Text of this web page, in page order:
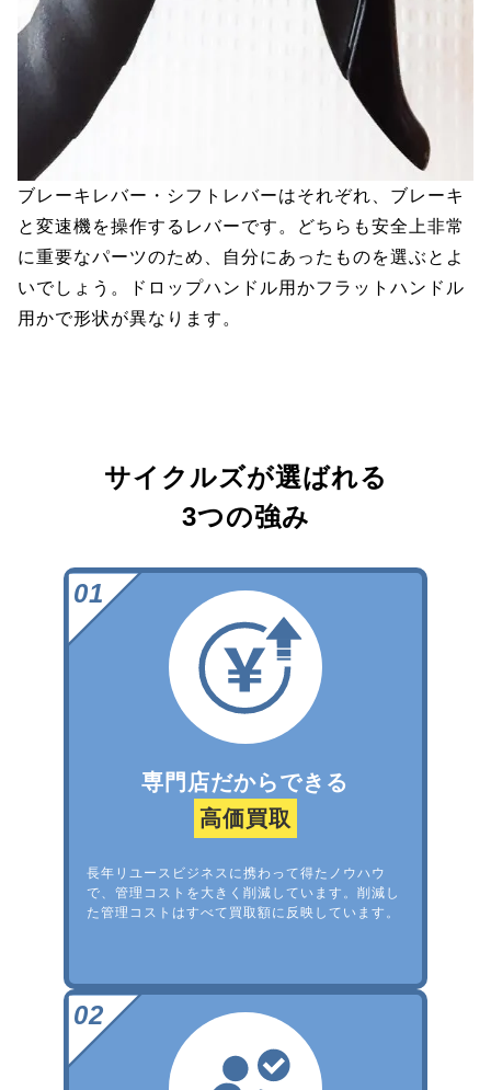
ブレーキレバー・シフトレバーはそれぞれ、ブレーキ
と変速機を操作するレバーです。どちらも安全上非常
に重要なパーツのため、自分にあったものを選ぶとよ
いでしょう。ドロップハンドル用かフラットハンドル
用かで形状が異なります。
サイクルズが選ばれる
3つの強み
専門店だからできる
高価買取
長年リユースビジネスに携わって得たノウハウ
で、管理コストを大きく削減しています。削減し
た管理コストはすべて買取額に反映しています。